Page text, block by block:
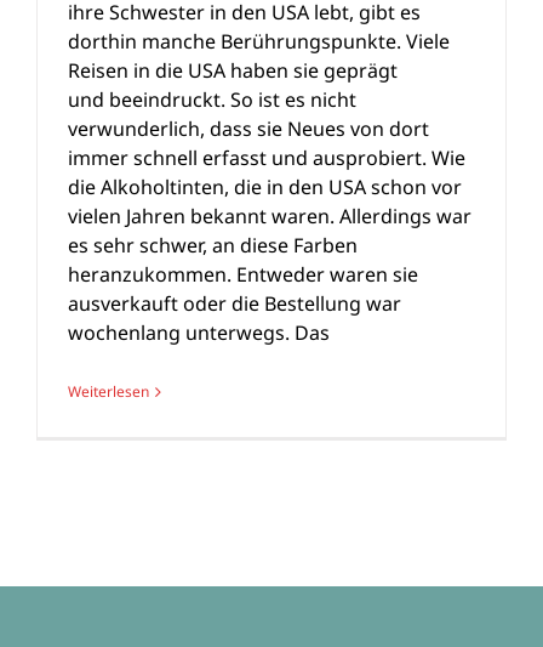
ihre Schwester in den USA lebt, gibt es
dorthin manche Berührungspunkte. Viele
Reisen in die USA haben sie geprägt
und beeindruckt. So ist es nicht
verwunderlich, dass sie Neues von dort
immer schnell erfasst und ausprobiert. Wie
die Alkoholtinten, die in den USA schon vor
vielen Jahren bekannt waren. Allerdings war
es sehr schwer, an diese Farben
heranzukommen. Entweder waren sie
ausverkauft oder die Bestellung war
wochenlang unterwegs. Das
Weiterlesen